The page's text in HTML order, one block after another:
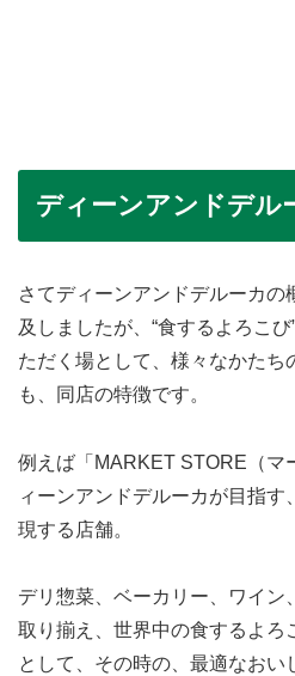
ディーンアンドデル
さてディーンアンドデルーカ
及しましたが、“食するよろこ
ただく場として、様々なかたち
も、同店の特徴です。
例えば「MARKET STORE（マ
ィーンアンドデルーカが目指
現する店舗。
デリ惣菜、ベーカリー、ワイン
取り揃え、世界中の食するよろ
として、その時の、最適なおい